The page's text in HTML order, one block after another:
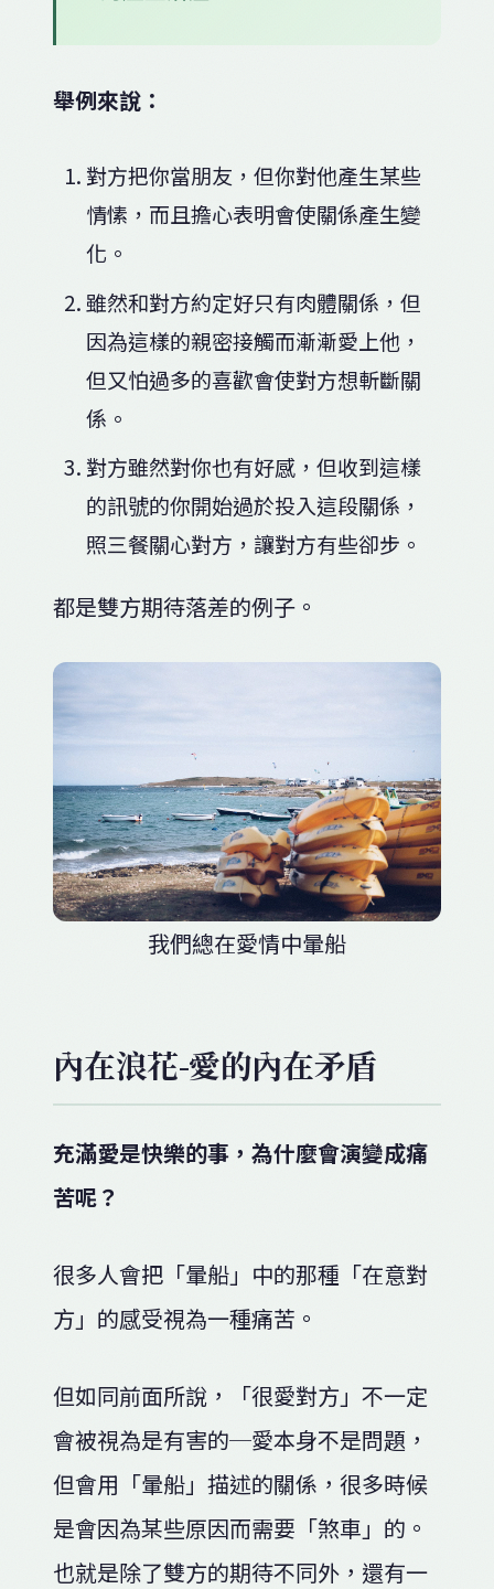
舉例來說：
對方把你當朋友，但你對他產生某些
情愫，而且擔心表明會使關係產生變
化。
雖然和對方約定好只有肉體關係，但
因為這樣的親密接觸而漸漸愛上他，
但又怕過多的喜歡會使對方想斬斷關
係。
對方雖然對你也有好感，但收到這樣
的訊號的你開始過於投入這段關係，
照三餐關心對方，讓對方有些卻步。
都是雙方期待落差的例子。
我們總在愛情中暈船
內在浪花-愛的內在矛盾
充滿愛是快樂的事，為什麼會演變成痛
苦呢？
很多人會把「暈船」中的那種「在意對
方」的感受視為一種痛苦。
但如同前面所說，「很愛對方」不一定
會被視為是有害的─愛本身不是問題，
但會用「暈船」描述的關係，很多時候
是會因為某些原因而需要「煞車」的。
也就是除了雙方的期待不同外，還有一